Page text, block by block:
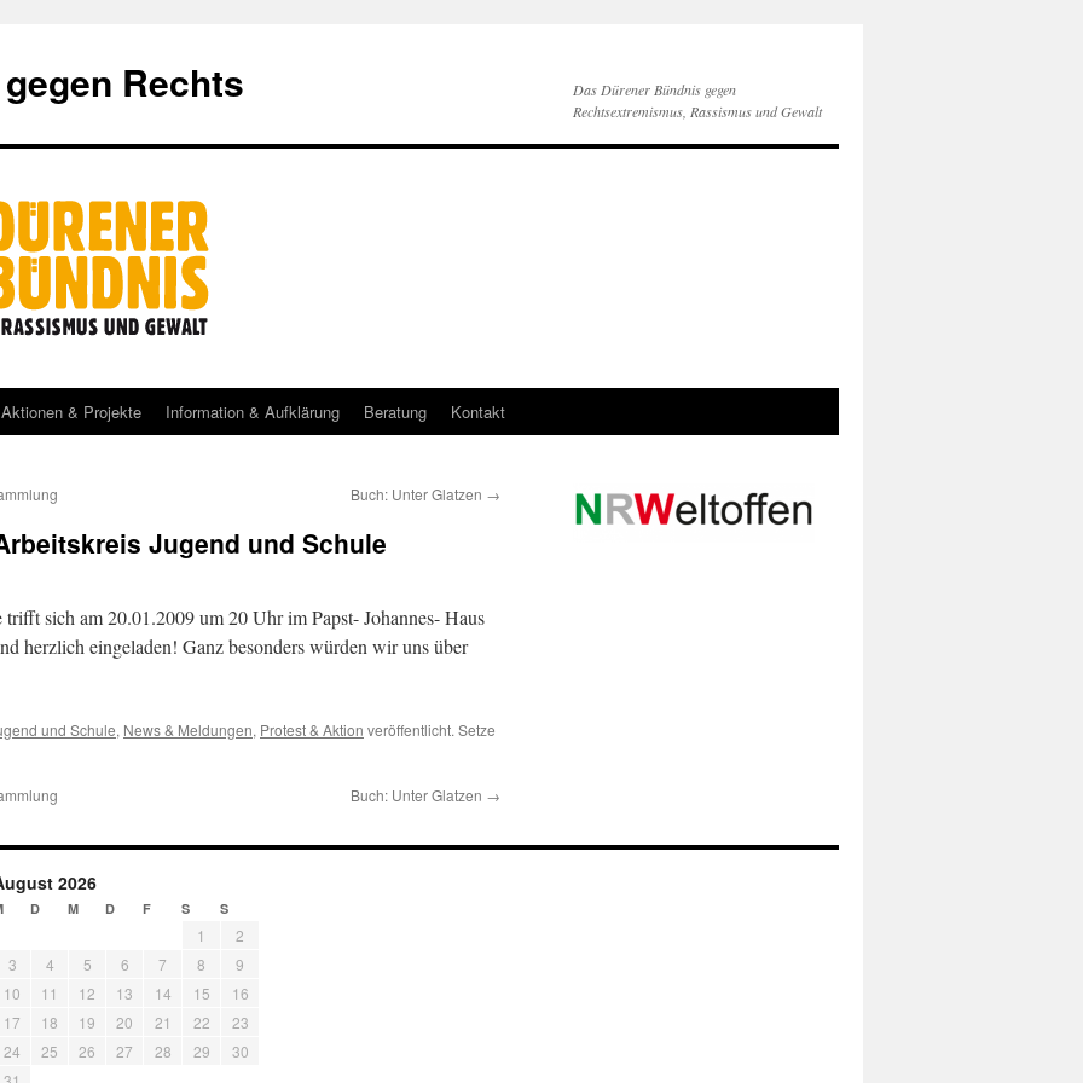
Rechts
Das Dürener Bündnis gegen
Rechtsextremismus, Rassismus und Gewalt
Aktionen & Projekte Information & Aufklärung Beratung Kontakt
Buch: Unter Glatzen →
Jugend und Schule
sich am 20.01.2009 um 20 Uhr im Papst- Johannes- Haus
herzlich eingeladen! Ganz besonders würden wir uns über
und Schule, News & Meldungen, Protest & Aktion veröffentlicht. Setze
Buch: Unter Glatzen →
2026
D M D F S S
1
2
3
4 5 6 7 8
9
10
11 12 13 14 15
16
17
18 19 20 21 22
23
24
25 26 27 28 29
30